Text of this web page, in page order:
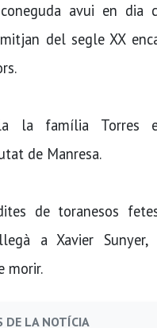
avui en dia
del segle XX
la família Torres
de Manresa.
de toranesos
a Xavier Sunyer,
morir.
DE LA NOTÍCIA